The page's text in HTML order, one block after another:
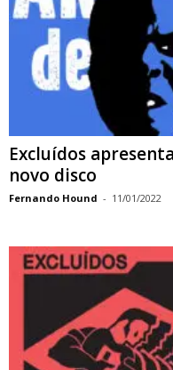
Excluídos
novo disco
Fernando Hound - 11/01/2022